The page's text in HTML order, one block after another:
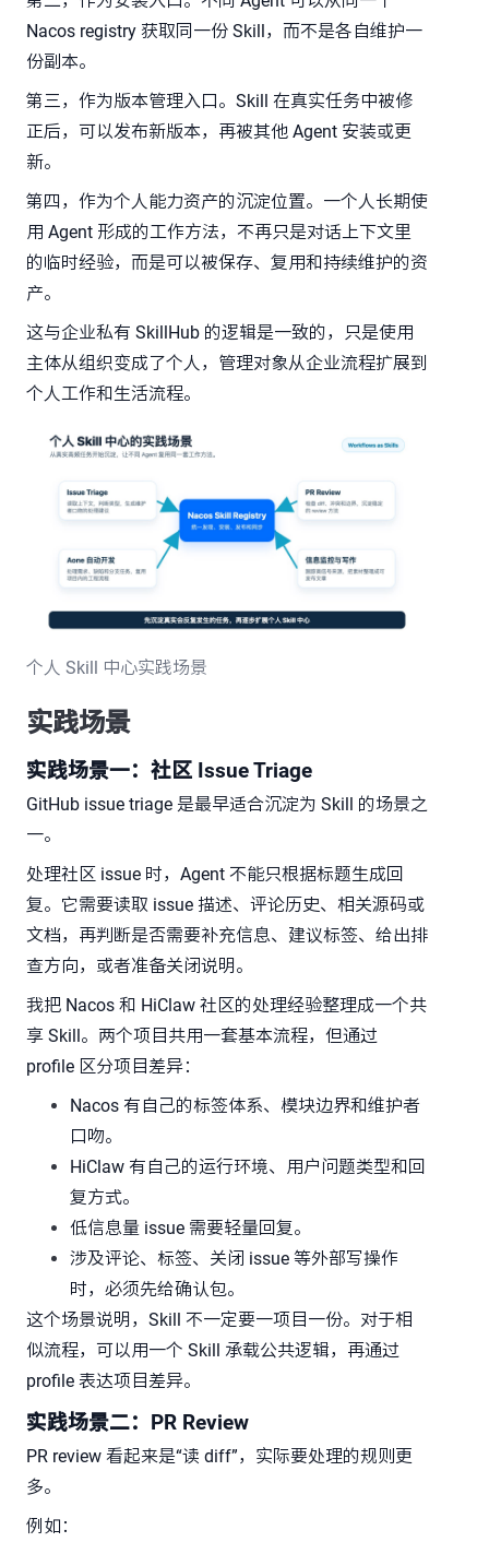
Nacos registry 获取同一份 Skill，而不是各自维护一
份副本。
第三，作为版本管理入口。Skill 在真实任务中被修
正后，可以发布新版本，再被其他 Agent 安装或更
新。
第四，作为个人能力资产的沉淀位置。一个人长期使
用 Agent 形成的工作方法，不再只是对话上下文里
的临时经验，而是可以被保存、复用和持续维护的资
产。
这与企业私有 SkillHub 的逻辑是一致的，只是使用
主体从组织变成了个人，管理对象从企业流程扩展到
个人工作和生活流程。
个人 Skill 中心实践场景
实践场景
实践场景一：社区 Issue Triage
GitHub issue triage 是最早适合沉淀为 Skill 的场景之
一。
处理社区 issue 时，Agent 不能只根据标题生成回
复。它需要读取 issue 描述、评论历史、相关源码或
文档，再判断是否需要补充信息、建议标签、给出排
查方向，或者准备关闭说明。
我把 Nacos 和 HiClaw 社区的处理经验整理成一个共
享 Skill。两个项目共用一套基本流程，但通过
profile 区分项目差异：
Nacos 有自己的标签体系、模块边界和维护者
口吻。
HiClaw 有自己的运行环境、用户问题类型和回
复方式。
低信息量 issue 需要轻量回复。
涉及评论、标签、关闭 issue 等外部写操作
时，必须先给确认包。
这个场景说明，Skill 不一定要一项目一份。对于相
似流程，可以用一个 Skill 承载公共逻辑，再通过
profile 表达项目差异。
实践场景二：PR Review
PR review 看起来是“读 diff”，实际要处理的规则更
多。
例如：